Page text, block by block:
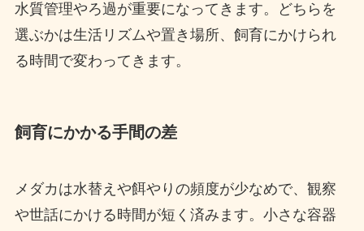
水質管理やろ過が重要になってきます。どちらを
選ぶかは生活リズムや置き場所、飼育にかけられ
る時間で変わってきます。
飼育にかかる手間の差
メダカは水替えや餌やりの頻度が少なめで、観察
や世話にかける時間が短く済みます。小さな容器